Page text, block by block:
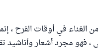
الغناء في أوقات الفرح ،
مجرد أشعار وأناشيد